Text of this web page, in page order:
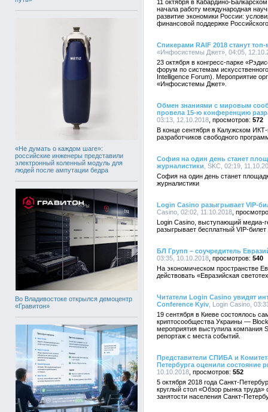
«Не думать о каждом шаге»:
российские инженеры представили
электронный коленный модуль для
людей после ампутации бедра
Во Владивостоке открылся демоцентр
«Гравитон»
11 октября в Кабардино-
начала работу международная
развитие экономики России:
финансовой поддержке
Спикерами RAIF 2018 станут
«Инфосистемы Джет», 04:05,
23 октября в конгресс-парке
форум по системам
Intelligence Forum). Мероприятие
«Инфосистемы Джет».
Обмен знаниями с мировым
провела 15-ю конференцию
03:13, 12.10.2018
572
В конце сентября в Калужском
разработчиков свободного
София на один день станет
журналистики , SKC, 02:19,
София на один день станет
журналистики
Login Casino разыгрывает VIP-
Casino, 02:02, 11.10.2018
Login Casino, выступающий медиа-
разыгрывает бесплатный VIP-
БЛ Групп – соучредитель
03:35, 10.10.2018
540
На экономическом пространстве
действовать «Евразийская
Читатели Login Casino увидят
Conference Kyiv , Login Casino,
19 сентября в Киеве состоялось
криптосообщества Украины —
мероприятия выступила компания
репортаж с места событий.
Представители СПИБА и
Петербурга оценили состояние
10.10.2018
552
5 октября 2018 года Санкт-
круглый стол «Обзор рынка труда»
занятости населения Санкт-